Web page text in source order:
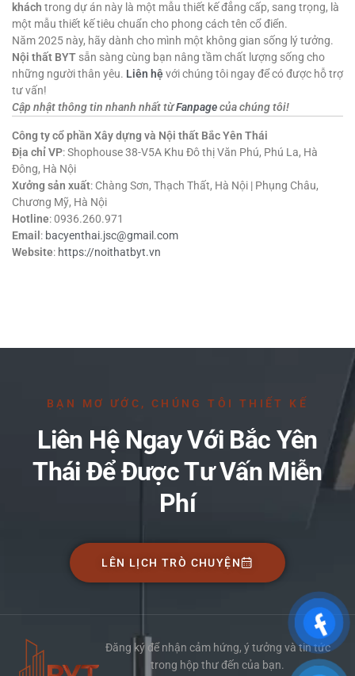
khách trong dự án này là một mẫu thiết kế đẳng cấp, sang trọng, là
một mẫu thiết kế tiêu chuẩn cho phong cách tên cổ điển.
Năm 2025 này, hãy dành cho mình một không gian sống lý tưởng.
Nội thất BYT sẵn sàng cùng bạn nâng tầm chất lượng sống cho
những người thân yêu. Liên hệvới chúng tôi ngay để có được hỗ trợ
tư vấn!
Cập nhật thông tin nhanh nhất từFanpagecủa chúng tôi!
Công ty cổ phần Xây dựng và Nội thất Bắc Yên Thái
Địa chỉ VP: Shophouse 38-V5A Khu Đô thị Văn Phú, Phú La, Hà
Đông, Hà Nội
Xưởng sản xuất: Chàng Sơn, Thạch Thất, Hà Nội | Phụng Châu,
Chương Mỹ, Hà Nội
Hotline: 0936.260.971
Email : bacyenthai.jsc@gmail.com
Website: https://noithatbyt.vn
BẠN MƠ ƯỚC, CHÚNG TÔI THIẾT KẾ
Liên Hệ Ngay Với Bắc Yên
Thái Để Được Tư Vấn Miễn
Phí
LÊN LỊCH TRÒ CHUYỆN
Đăng ký để nhận cảm hứng, ý tưởng và tin tức
trong hộp thư đến của bạn.